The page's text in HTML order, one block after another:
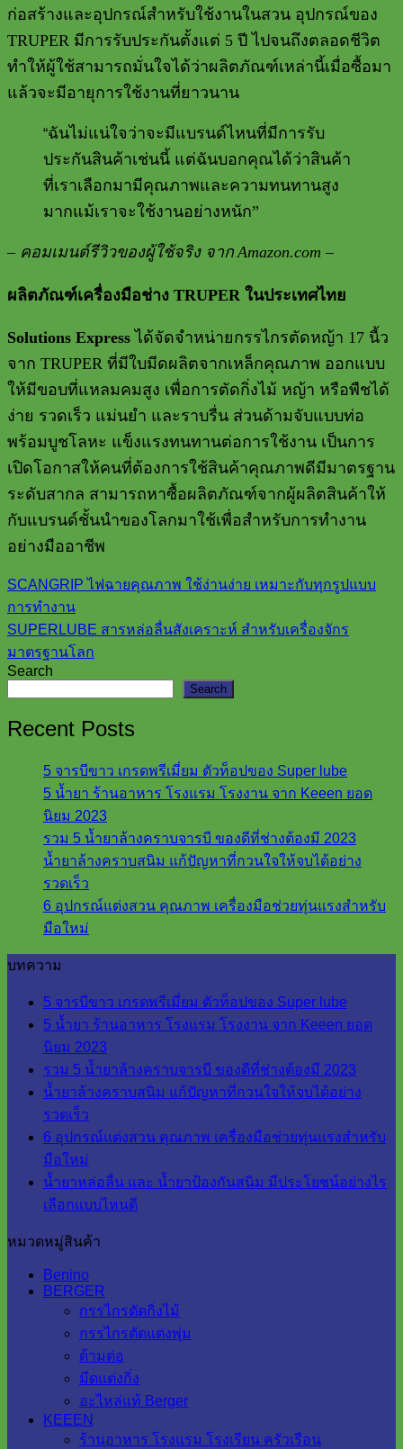
ก่อสร้างและอุปกรณ์สำหรับใช้งานในสวน อุปกรณ์ของ
TRUPER มีการรับประกันตั้งแต่ 5 ปี ไปจนถึงตลอดชีวิต
ทำให้ผู้ใช้สามารถมั่นใจได้ว่าผลิตภัณฑ์เหล่านี้เมื่อซื้อมา
แล้วจะมีอายุการใช้งานที่ยาวนาน
“ฉันไม่แน่ใจว่าจะมีแบรนด์ไหนที่มีการรับ
ประกันสินค้าเช่นนี้ แต่ฉันบอกคุณได้ว่าสินค้า
ที่เราเลือกมามีคุณภาพและความทนทานสูง
มากแม้เราจะใช้งานอย่างหนัก”
– คอมเมนต์รีวิวของผู้ใช้จริง จาก Amazon.com –
ผลิตภัณฑ์เครื่องมือช่าง TRUPER ในประเทศไทย
Solutions Express ได้จัดจำหน่ายกรรไกรตัดหญ้า 17 นื้ว
จาก TRUPER ที่มีใบมีดผลิตจากเหล็กคุณภาพ ออกแบบ
ให้มีขอบที่แหลมคมสูง เพื่อการตัดกิ่งไม้ หญ้า หรือพืชได้
ง่าย รวดเร็ว แม่นยำ และราบรื่น ส่วนด้ามจับแบบท่อ
พร้อมบูชโลหะ แข็งแรงทนทานต่อการใช้งาน เป็นการ
เปิดโอกาสให้คนที่ต้องการใช้สินค้าคุณภาพดีมีมาตรฐาน
ระดับสากล สามารถหาซื้อผลิตภัณฑ์จากผู้ผลิตสินค้าให้
กับแบรนด์ชั้นนำของโลกมาใช้เพื่อสำหรับการทำงาน
อย่างมืออาชีพ
SCANGRIP ไฟฉายคุณภาพ ใช้ง่านง่าย เหมาะกับทุกรูปแบบ
การทำงาน
SUPERLUBE สารหล่อลื่นสังเคราะห์ สำหรับเครื่องจักร
มาตรฐานโลก
Search
Search
Recent Posts
5 จารบีขาว เกรดพรีเมี่ยม ตัวท็อปของ Super lube
5 น้ำยา ร้านอาหาร โรงแรม โรงงาน จาก Keeen ยอด
นิยม 2023
รวม 5 น้ำยาล้างคราบจารบี ของดีที่ช่างต้องมี 2023
น้ำยาล้างคราบสนิม แก้ปัญหาที่กวนใจให้จบได้อย่าง
รวดเร็ว
6 อุปกรณ์แต่งสวน คุณภาพ เครื่องมือช่วยทุ่นแรงสำหรับ
มือใหม่
บทความ
5 จารบีขาว เกรดพรีเมี่ยม ตัวท็อปของ Super lube
5 น้ำยา ร้านอาหาร โรงแรม โรงงาน จาก Keeen ยอด
นิยม 2023
รวม 5 น้ำยาล้างคราบจารบี ของดีที่ช่างต้องมี 2023
น้ำยาล้างคราบสนิม แก้ปัญหาที่กวนใจให้จบได้อย่าง
รวดเร็ว
6 อุปกรณ์แต่งสวน คุณภาพ เครื่องมือช่วยทุ่นแรงสำหรับ
มือใหม่
น้ำยาหล่อลื่น และ น้ำยาป้องกันสนิม มีประโยชน์อย่างไร
เลือกแบบไหนดี
หมวดหมู่สินค้า
Benino
BERGER
กรรไกรตัดกิ่งไม้
กรรไกรตัดแต่งพุ่ม
ด้ามต่อ
มีดแต่งกิ่ง
อะไหล่แท้ Berger
KEEEN
ร้านอาหาร โรงแรม โรงเรียน ครัวเรือน